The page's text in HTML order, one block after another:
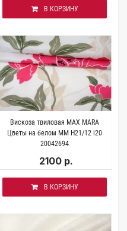
В КОРЗИНУ
Вискоза твиловая MAX MARA
Цветы на белом MM H21/12 i20
20042694
2100 р.
В КОРЗИНУ